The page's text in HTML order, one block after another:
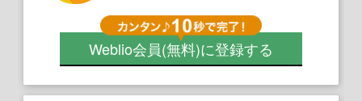
Weblio会員(無料)に登録する